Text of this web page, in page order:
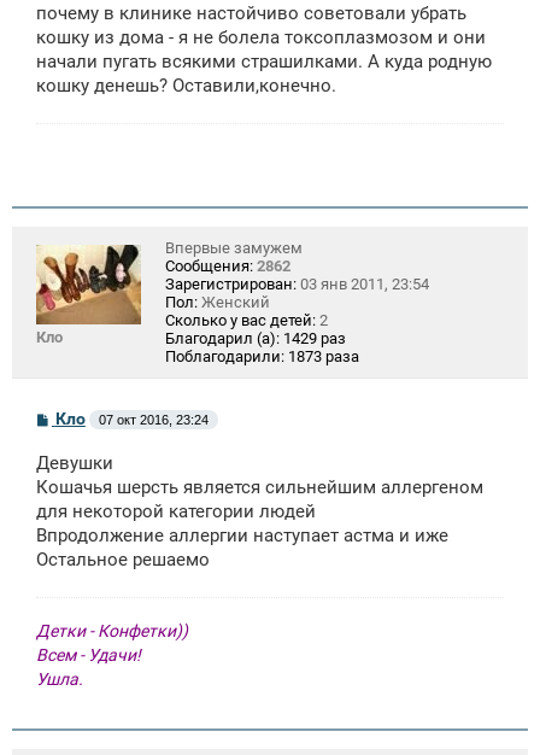
щ
н
и
почему в клинике настойчиво советовали убрать
кошку из дома - я не болела токсоплазмозом и они
начали пугать всякими страшилками. А куда родную
кошку денешь? Оставили,конечно.
Кло
Впервые замужем
Сообщения: 2862
Зарегистрирован: 03 янв 2011, 23:54
Пол: Женский
Сколько у вас детей: 2
Благодарил (а): 1429 раз
Поблагодарили: 1873 раза
С
о
б
щ
н
и
Кло 07 окт 2016, 23:24
Девушки
Кошачья шерсть является сильнейшим аллергеном
для некоторой категории людей
Впродолжение аллергии наступает астма и иже
Остальное решаемо
Детки - Конфетки))
Всем - Удачи!
Ушла.